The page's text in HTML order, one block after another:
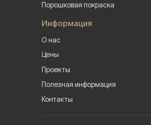
Порошковая покраска
Информация
О нас
Цены
Проекты
Полезная информация
Контакты